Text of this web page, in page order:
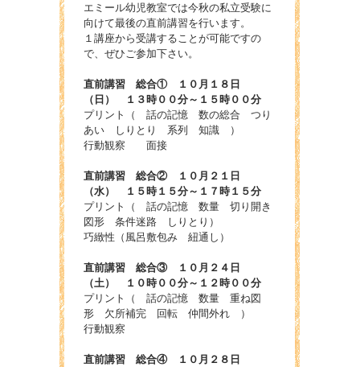
エミール幼児教室では今秋の私立受験に
向けて最後の直前講習を行います。
１講座から受講することが可能ですの
で、ぜひご参加下さい。
直前講習 総合① １０月１８日
（日） １３時００分～１５時００分
プリント（ 話の記憶 数の総合 つり
あい しりとり 系列 知識 ）
行動観察 面接
直前講習 総合② １０月２１日
（水） １５時１５分～１７時１５分
プリント（ 話の記憶 数量 切り開き
図形 条件迷路 しりとり）
巧緻性（風呂敷包み 紐通し）
直前講習 総合③ １０月２４日
（土） １０時００分～１２時００分
プリント（ 話の記憶 数量 重ね図
形 欠所補完 回転 仲間外れ ）
行動観察
直前講習 総合④ １０月２８日